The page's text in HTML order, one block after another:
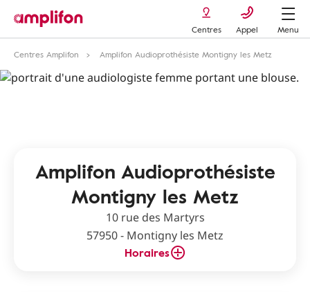
Centres Appel
Menu
Centres Amplifon
Amplifon Audioprothésiste Montigny les Metz
Amplifon Audioprothésiste
Montigny les Metz
10 rue des Martyrs
57950 - Montigny les Metz
Horaires